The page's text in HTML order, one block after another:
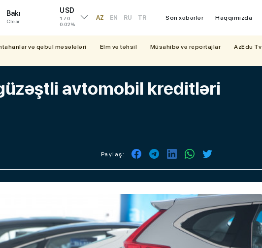
Bakı
Clear
USD
1.70
0.02%
AZ EN RU TR Son xəbərlər Haqqımızda
və qəbul məsələləri Elm və təhsil Müsahibə və reportajlar AzEdu Tv
avtomobil kreditləri
Paylaş: